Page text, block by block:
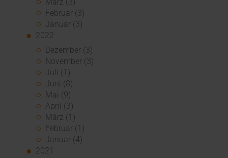
Februar (3)
Januar (3)
2022
Dezember (3)
November (3)
Juli (1)
Juni (8)
Mai (9)
April (3)
März (1)
Februar (1)
Januar (4)
2021